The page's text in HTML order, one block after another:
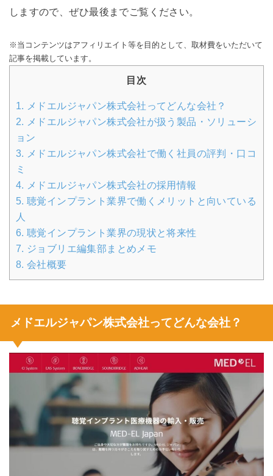
しますので、ぜひ最後までご覧ください。
※当コンテンツはアフィリエイト等を目的として、取材費をいただいて
記事を掲載しています。
目次
1. メドエルジャパン株式会社ってどんな会社？
2. メドエルジャパン株式会社が扱う製品・ソリューシ
ョン
3. メドエルジャパン株式会社で働く社員の評判・口コ
ミ
4. メドエルジャパン株式会社の採用情報
5. 聴覚インプラント業界で働くメリットと向いている
人
6. 聴覚インプラント業界の現状と将来性
7. ジョブリエ編集部まとめメモ
8. 会社概要
メドエルジャパン株式会社ってどんな会社？